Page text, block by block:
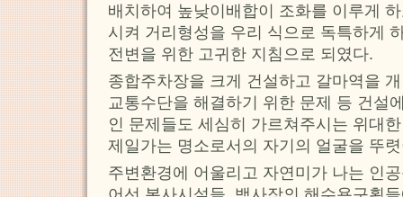
배치하여 높낮이배합이 조화를 이루게
시켜 거리형성을 우리 식으로 독특하게
전변을 위한 고귀한 지침으로 되였다.
종합주차장을 크게 건설하고 갈마역을
교통수단을 해결하기 위한 문제 등 건설
인 문제들도 세심히 가르쳐주시는 위대
제일가는 명소로서의 자기의 얼굴을 뚜
주변환경에 어울리고 자연미가 나는 인